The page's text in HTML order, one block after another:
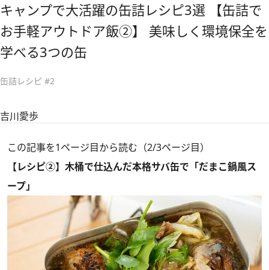
キャンプで大活躍の缶詰レシピ3選 【缶詰で
お手軽アウトドア飯②】 美味しく環境保全を
学べる3つの缶
缶詰レシピ #2
吉川愛歩
この記事を1ページ目から読む（2/3ページ目）
【レシピ②】木桶で仕込んだ本格サバ缶で「だまこ鍋風ス
ープ」